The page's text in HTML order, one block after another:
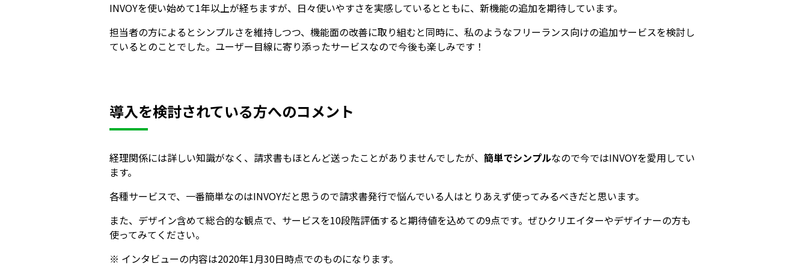
INVOYを使い始めて1年以上が経ちますが、日々使いやすさを実感しているとともに、新機能の追加を期待しています。
担当者の方によるとシンプルさを維持しつつ、機能面の改善に取り組むと同時に、私のようなフリーランス向けの追加サービスを検討し
ているとのことでした。ユーザー目線に寄り添ったサービスなので今後も楽しみです！
導入を検討されている方へのコメント
経理関係には詳しい知識がなく、請求書もほとんど送ったことがありませんでしたが、 簡単でシンプルなので今ではINVOYを愛用してい
ます。
各種サービスで、一番簡単なのはINVOYだと思うので請求書発行で悩んでいる人はとりあえず使ってみるべきだと思います。
また、デザイン含めて総合的な観点で、サービスを10段階評価すると期待値を込めての9点です。ぜひクリエイターやデザイナーの方も
使ってみてください。
※ インタビューの内容は2020年1月30日時点でのものになります。